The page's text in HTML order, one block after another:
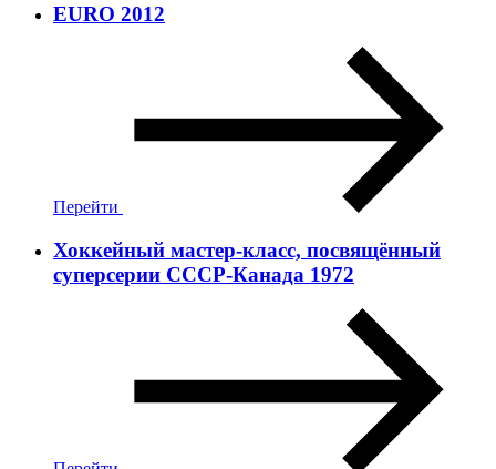
EURO 2012
Перейти
Хоккейный мастер-класс, посвящённый
суперсерии СССР-Канада 1972